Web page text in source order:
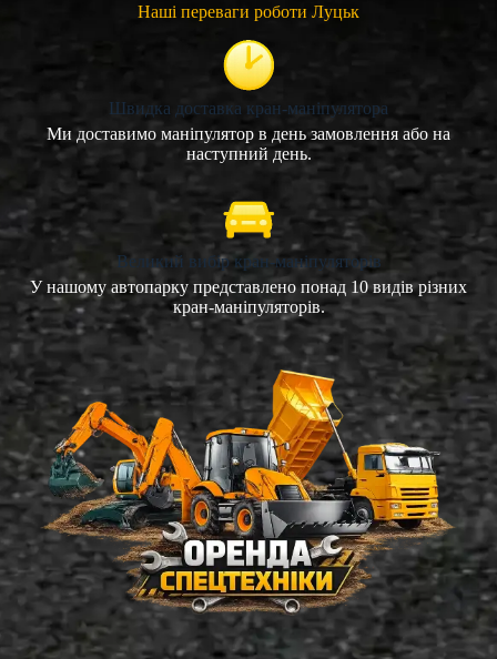
Наші переваги роботи Луцьк
Швидка доставка кран-маніпулятора
Ми доставимо маніпулятор в день замовлення або на
наступний день.
Великий вибір кран-маніпуляторів
У нашому автопарку представлено понад 10 видів різних
кран-маніпуляторів.